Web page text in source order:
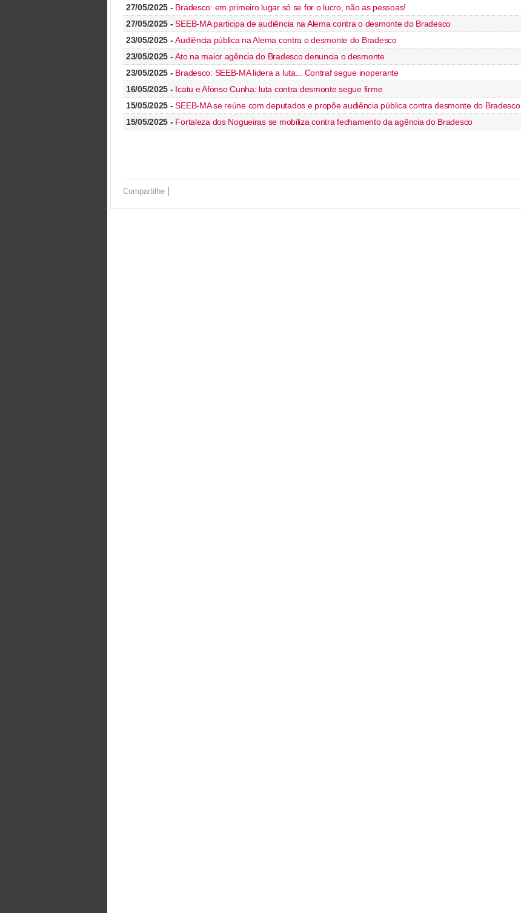
27/05/2025 - Bradesco: em primeiro lugar só se for o lucro, não as pessoas!
27/05/2025 -SEEB-MA participa de audiência na Alema contra o desmonte do Bradesco
23/05/2025 -Audiência pública na Alema contra o desmonte do Bradesco
23/05/2025 -Ato na maior agência do Bradesco denuncia o desmonte
23/05/2025 - Bradesco: SEEB-MA lidera a luta... Contraf segue inoperante
16/05/2025 - Icatu e Afonso Cunha: luta contra desmonte segue firme
15/05/2025 -SEEB-MA se reúne com deputados e propõe audiência pública contra desmonte do Bradesco
15/05/2025 - Fortaleza dos Nogueiras se mobiliza contra fechamento da agência do Bradesco
Compartilhe |